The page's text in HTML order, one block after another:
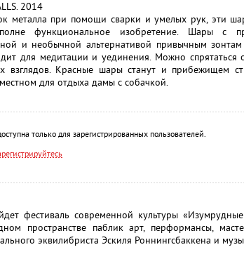
2014
металла при помощи сварки и умелых рук, эти
функциональное изобретение. Шары с
и необычной альтернативой привычным
для медитации и уединения. Можно спрятаться
взглядов. Красные шары станут и прибежищем
для отдыха дамы с собачкой.
только для зарегистрированных пользователей.
фестиваль современной культуры
пространстве паблик арт, перформансы,
эквилибриста Эскиля Роннингсбаккена и